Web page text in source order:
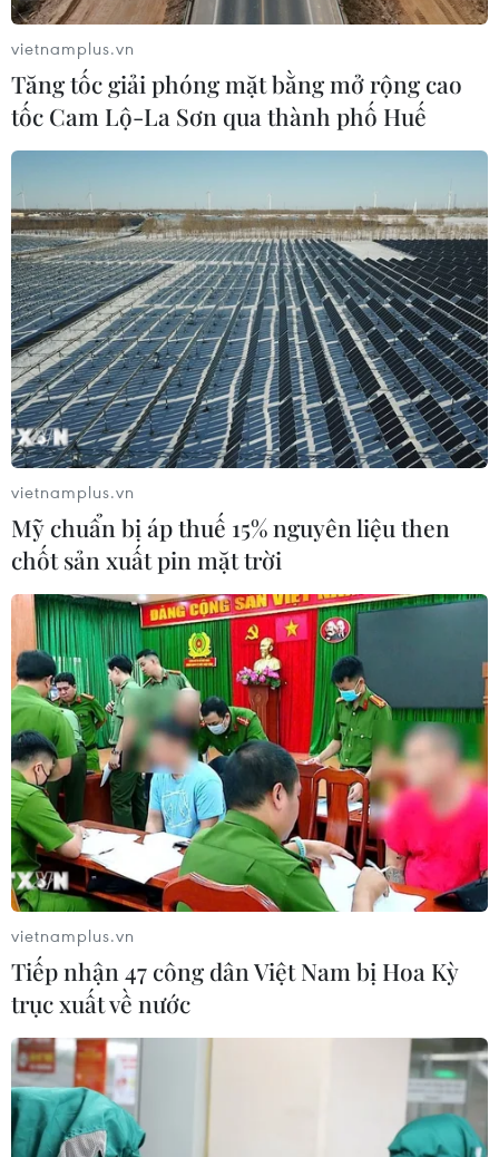
thời đại dịch COVID-19
14/05/2020 11:52
Các trải nghiệm ảo trong mùa dịch COVID-19 cho phép
khán giả trở thành bất kỳ nhân vật nào họ thích, cuốn
thực.
Cộng đồng PUBG Mobile ủng hộ
người dân miền Trung 1,5 tỷ đồng
27/10/2020 04:38
Đại diện Công ty Cổ phần VNG đã thay mặt cộng đồng
bộ môn thể thao điện tử PUBG Mobile Việt Nam trao
tặng số tiền 1,5 tỷ đồng ủng hộ đồng bào miền Trung
khắc phục hậu quả bão lũ.
vietnamplus.vn
Tăng tốc giải phóng mặt bằng mở rộng cao
tốc Cam Lộ-La Sơn qua thành phố Huế
vietnamplus.vn
Mỹ chuẩn bị áp thuế 15% nguyên liệu then
chốt sản xuất pin mặt trời
vietnamplus.vn
Tiếp nhận 47 công dân Việt Nam bị Hoa Kỳ
trục xuất về nước